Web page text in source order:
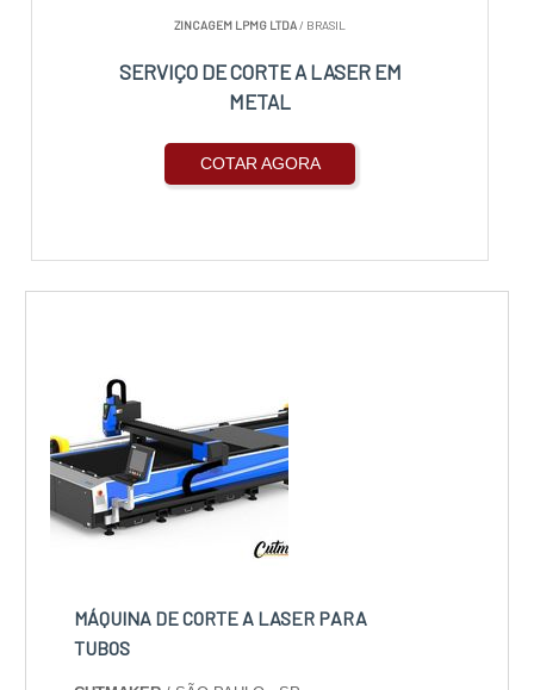
ZINCAGEM LPMG LTDA/ BRASIL
SERVIÇO DE CORTE A LASER EM
METAL
COTAR AGORA
MÁQUINA DE CORTE A LASER PARA
TUBOS